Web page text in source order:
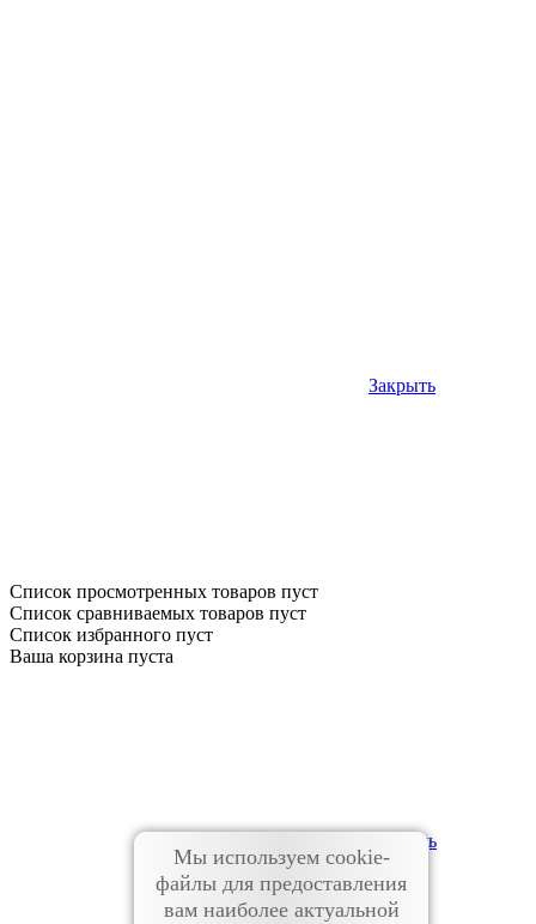
Закрыть
Список просмотренных товаров пуст
Список сравниваемых товаров пуст
Список избранного пуст
Ваша корзина пуста
Помощь
Мы используем cookie-
файлы для предоставления
вам наиболее актуальной